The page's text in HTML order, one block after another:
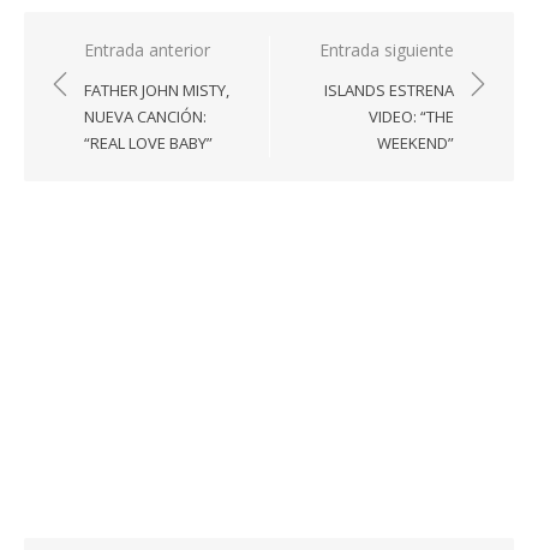
Navegación
de
entradas
Entrada anterior
FATHER JOHN MISTY,
NUEVA CANCIÓN:
“REAL LOVE BABY”
Entrada siguiente
ISLANDS ESTRENA
VIDEO: “THE
WEEKEND”